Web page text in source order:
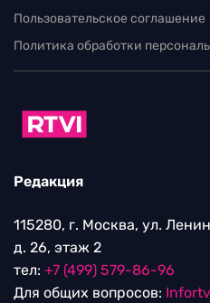
Пользовательское соглашение
Политика обработки
Редакция
115280, г. Москва, ул.
д. 26, этаж 2
тел: +7 (499) 579-86-96
Для общих вопросов: